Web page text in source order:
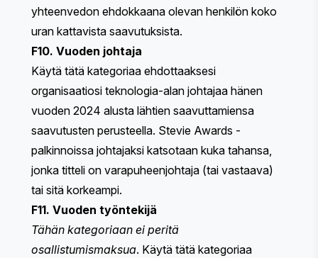
yhteenvedon ehdokkaana olevan henkilön koko
uran kattavista saavutuksista.
F10. Vuoden johtaja
Käytä tätä kategoriaa ehdottaaksesi
organisaatiosi teknologia-alan johtajaa hänen
vuoden 2024 alusta lähtien saavuttamiensa
saavutusten perusteella. Stevie Awards -
palkinnoissa johtajaksi katsotaan kuka tahansa,
jonka titteli on varapuheenjohtaja (tai vastaava)
tai sitä korkeampi.
F11. Vuoden työntekijä
Tähän kategoriaan ei peritä
osallistumismaksua. Käytä tätä kategoriaa